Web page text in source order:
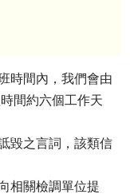
時間內，我們會由
間約六個工作天
毀之言詞，該類信
相關檢調單位提